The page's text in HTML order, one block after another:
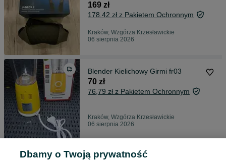
169 zł
178,42 zł z Pakietem Ochronnym
Kraków, Wzgórza Krzesławickie
06 sierpnia 2026
Blender Kielichowy Girmi fr03
70 zł
76,79 zł z Pakietem Ochronnym
Kraków, Wzgórza Krzesławickie
06 sierpnia 2026
Mata masująca masażer Comfier
Dbamy o Twoją prywatność